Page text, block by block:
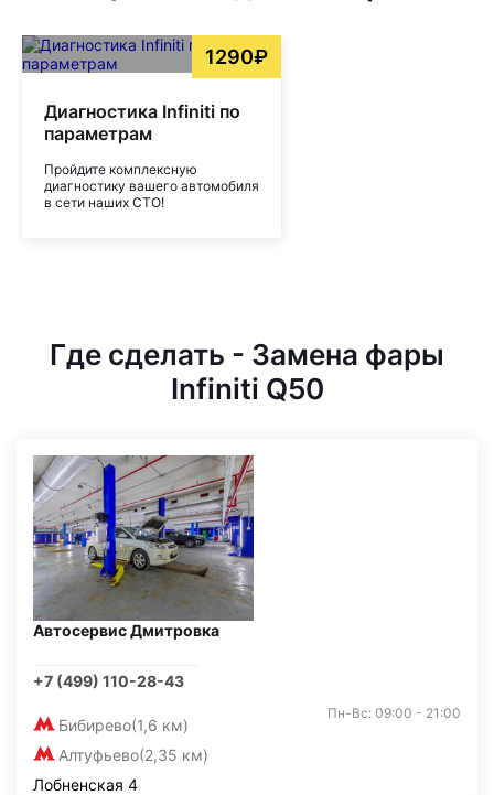
1290₽
Диагностика Infiniti по
параметрам
Пройдите комплексную
диагностику вашего автомобиля
в сети наших СТО!
Где сделать - Замена фары
Infiniti Q50
Автосервис Дмитровка
+7 (499) 110-28-43
Бибирево(1,6 км)
Алтуфьево(2,35 км)
Пн-Вс: 09:00 - 21:00
Лобненская 4